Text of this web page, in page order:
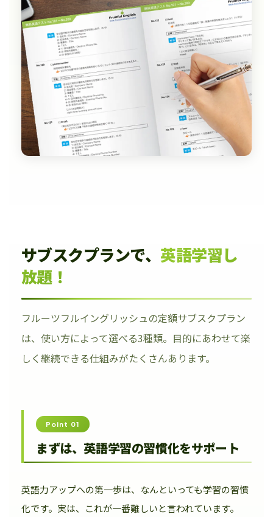
サブスクプランで、 英語学習し
放題！
フルーツフルイングリッシュの定額サブスクプラン
は、使い方によって選べる3種類。目的にあわせて楽
しく継続できる仕組みがたくさんあります。
Point 01
まずは、英語学習の習慣化をサポート
英語力アップへの第一歩は、なんといっても学習の習慣
化です。実は、これが一番難しいと言われています。